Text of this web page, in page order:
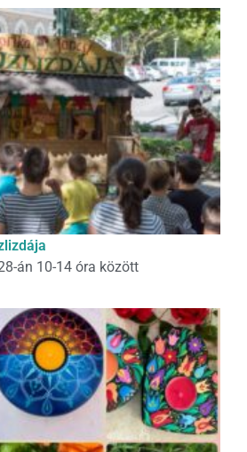
án 10-14 óra között